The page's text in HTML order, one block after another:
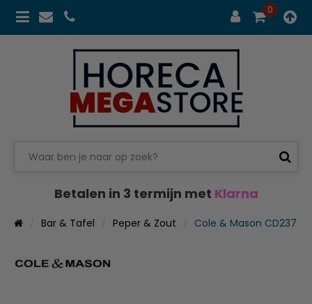
0
Betalen in 3 termijn met Klarna
Bar & Tafel Peper & Zout Cole & Mason CD237